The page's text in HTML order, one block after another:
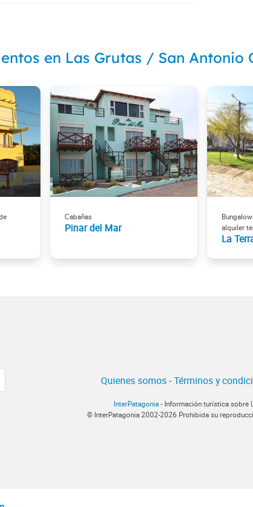
en Las Grutas / San Antonio
Cabañas
Pinar del Mar
alquiler
La
Quienes somos-Términos y
InterPatagonia - Información turística sobre
© InterPatagonia 2002-2026 Prohibida su